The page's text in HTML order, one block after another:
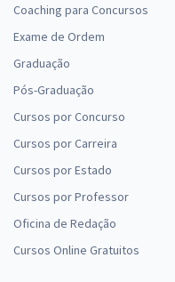
Coaching para Concursos
Exame de Ordem
Graduação
Pós-Graduação
Cursos por Concurso
Cursos por Carreira
Cursos por Estado
Cursos por Professor
Oficina de Redação
Cursos Online Gratuitos